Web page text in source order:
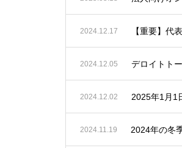
2024.12.17 【重要】代
2024.12.05 デロイトト
2024.12.02 2025年1月1
2024.11.19 2024年の冬